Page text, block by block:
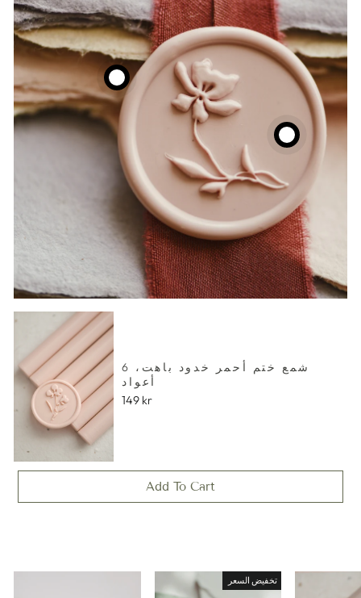
شمع ختم أحمر خدود باهت، 6
أعواد
149 kr
Add To Cart
تخفيض السعر